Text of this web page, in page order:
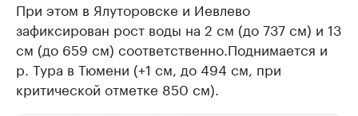
При этом в Ялуторовске и Иевлево
зафиксирован рост воды на 2 см (до 737 см) и 13
см (до 659 см) соответственно.Поднимается и
р. Тура в Тюмени (+1 см, до 494 см, при
критической отметке 850 см).